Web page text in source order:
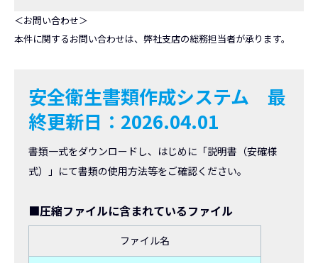
＜お問い合わせ＞
本件に関するお問い合わせは、弊社支店の総務担当者が承ります。
安全衛生書類作成システム 最
終更新日：2026.04.01
書類一式をダウンロードし、はじめに「説明書（安確様
式）」にて書類の使用方法等をご確認ください。
■圧縮ファイルに含まれているファイル
ファイル名